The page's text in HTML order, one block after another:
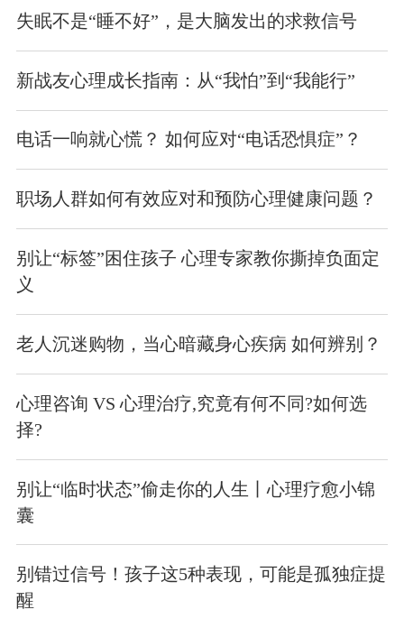
失眠不是“睡不好”，是大脑发出的求救信号
新战友心理成长指南：从“我怕”到“我能行”
电话一响就心慌？ 如何应对“电话恐惧症”？
职场人群如何有效应对和预防心理健康问题？
别让“标签”困住孩子 心理专家教你撕掉负面定
义
老人沉迷购物，当心暗藏身心疾病 如何辨别？
心理咨询 VS 心理治疗,究竟有何不同?如何选
择?
别让“临时状态”偷走你的人生丨心理疗愈小锦
囊
别错过信号！孩子这5种表现，可能是孤独症提
醒